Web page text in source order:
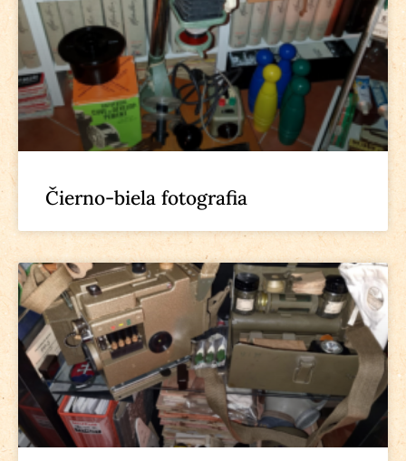
Čierno-biela fotografia